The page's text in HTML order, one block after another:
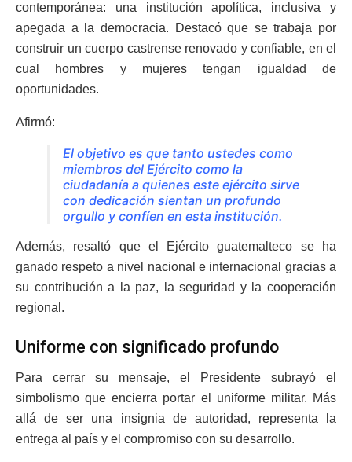
contemporánea: una institución apolítica, inclusiva y
apegada a la democracia. Destacó que se trabaja por
construir un cuerpo castrense renovado y confiable, en el
cual hombres y mujeres tengan igualdad de
oportunidades.
Afirmó:
El objetivo es que tanto ustedes como
miembros del Ejército como la
ciudadanía a quienes este ejército sirve
con dedicación sientan un profundo
orgullo y confíen en esta institución.
Además, resaltó que el Ejército guatemalteco se ha
ganado respeto a nivel nacional e internacional gracias a
su contribución a la paz, la seguridad y la cooperación
regional.
Uniforme con significado profundo
Para cerrar su mensaje, el Presidente subrayó el
simbolismo que encierra portar el uniforme militar. Más
allá de ser una insignia de autoridad, representa la
entrega al país y el compromiso con su desarrollo.